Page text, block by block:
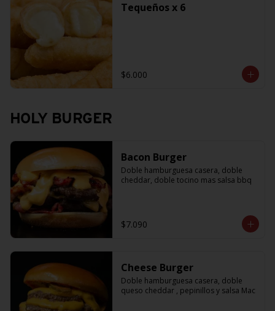
Tequeños x 6
$6.000
HOLY BURGER
Bacon Burger
Doble hamburguesa casera, doble
cheddar, doble tocino mas salsa bbq
$7.090
Cheese Burger
Doble hamburguesa casera, doble
queso cheddar , pepinillos y salsa Mac